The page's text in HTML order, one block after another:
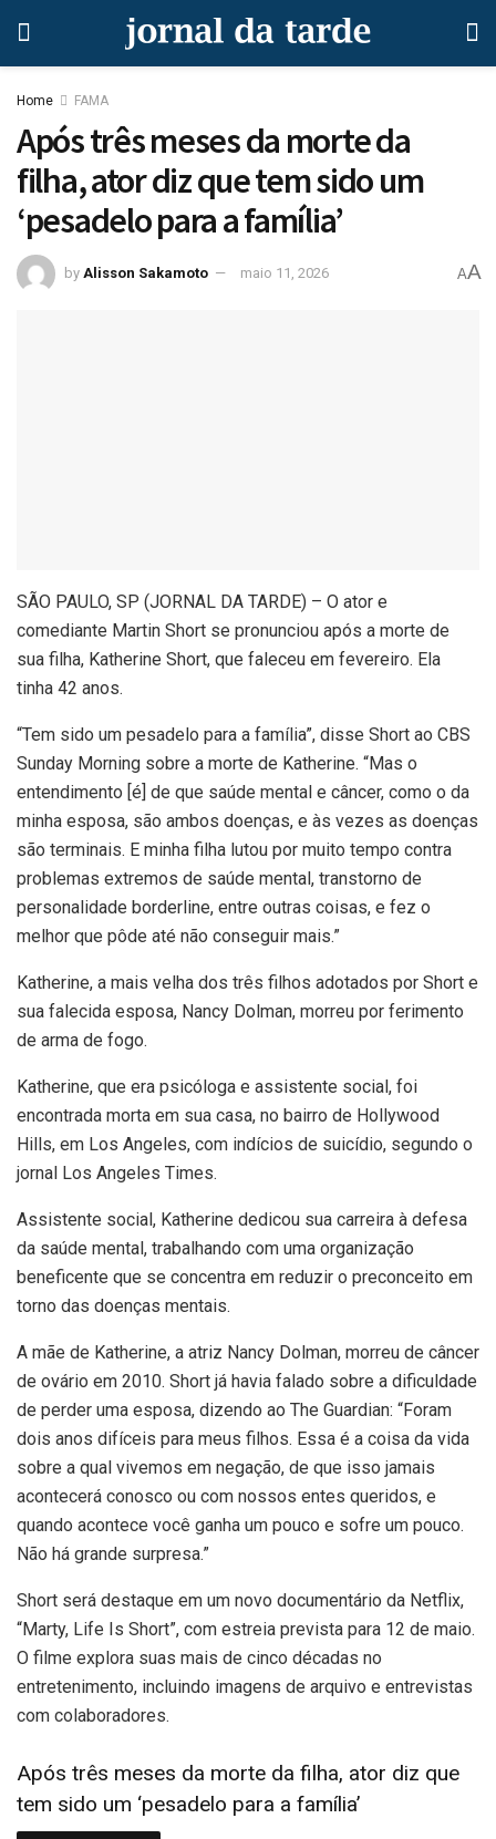
Home FAMA
Após três meses da morte da
filha, ator diz que tem sido um
‘pesadelo para a família’
by Alisson Sakamoto maio 11, 2026 AA
SÃO PAULO, SP (JORNAL DA TARDE) – O ator e
comediante Martin Short se pronunciou após a morte de
sua filha, Katherine Short, que faleceu em fevereiro. Ela
tinha 42 anos.
“Tem sido um pesadelo para a família”, disse Short ao CBS
Sunday Morning sobre a morte de Katherine. “Mas o
entendimento [é] de que saúde mental e câncer, como o da
minha esposa, são ambos doenças, e às vezes as doenças
são terminais. E minha filha lutou por muito tempo contra
problemas extremos de saúde mental, transtorno de
personalidade borderline, entre outras coisas, e fez o
melhor que pôde até não conseguir mais.”
Katherine, a mais velha dos três filhos adotados por Short e
sua falecida esposa, Nancy Dolman, morreu por ferimento
de arma de fogo.
Katherine, que era psicóloga e assistente social, foi
encontrada morta em sua casa, no bairro de Hollywood
Hills, em Los Angeles, com indícios de suicídio, segundo o
jornal Los Angeles Times.
Assistente social, Katherine dedicou sua carreira à defesa
da saúde mental, trabalhando com uma organização
beneficente que se concentra em reduzir o preconceito em
torno das doenças mentais.
A mãe de Katherine, a atriz Nancy Dolman, morreu de câncer
de ovário em 2010. Short já havia falado sobre a dificuldade
de perder uma esposa, dizendo ao The Guardian: “Foram
dois anos difíceis para meus filhos. Essa é a coisa da vida
sobre a qual vivemos em negação, de que isso jamais
acontecerá conosco ou com nossos entes queridos, e
quando acontece você ganha um pouco e sofre um pouco.
Não há grande surpresa.”
Short será destaque em um novo documentário da Netflix,
“Marty, Life Is Short”, com estreia prevista para 12 de maio.
O filme explora suas mais de cinco décadas no
entretenimento, incluindo imagens de arquivo e entrevistas
com colaboradores.
Após três meses da morte da filha, ator diz que
tem sido um ‘pesadelo para a família’